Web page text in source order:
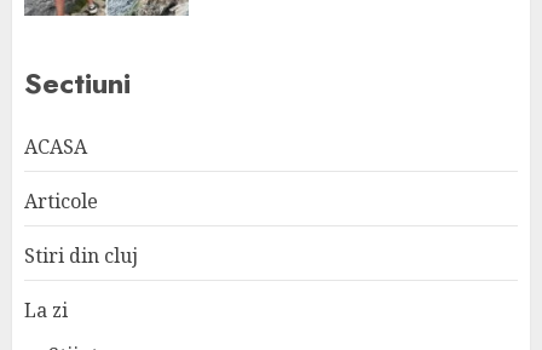
Sectiuni
ACASA
Articole
Stiri din cluj
La zi